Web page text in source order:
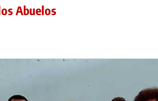
Abuelos